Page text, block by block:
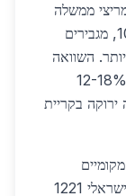
הובלה. בשנת 2026, תמריצי ממשלה
לבנייה ירוקה בצפון, כגון מענקי מס של 10%, מגבירים
השוואה
ארצית מראה כי בצפון המחירים נמוכים ב-12-18%
בקריית
עומדים בתקן ISO 14001 לסביבה ובתקן ישראלי 1221